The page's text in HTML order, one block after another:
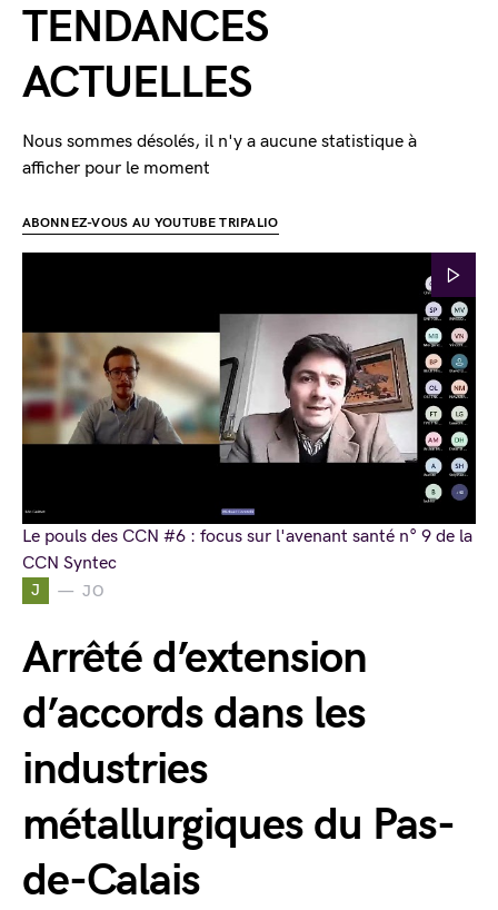
J JO
Arrêté d’extension
d’accords dans les
industries
métallurgiques du Pas-
de-Calais
TENDANCES
ACTUELLES
Nous sommes désolés, il n'y a aucune statistique à
afficher pour le moment
ABONNEZ-VOUS AU YOUTUBE TRIPALIO
Le pouls des CCN #6 : focus sur l'avenant santé n° 9 de la
CCN Syntec